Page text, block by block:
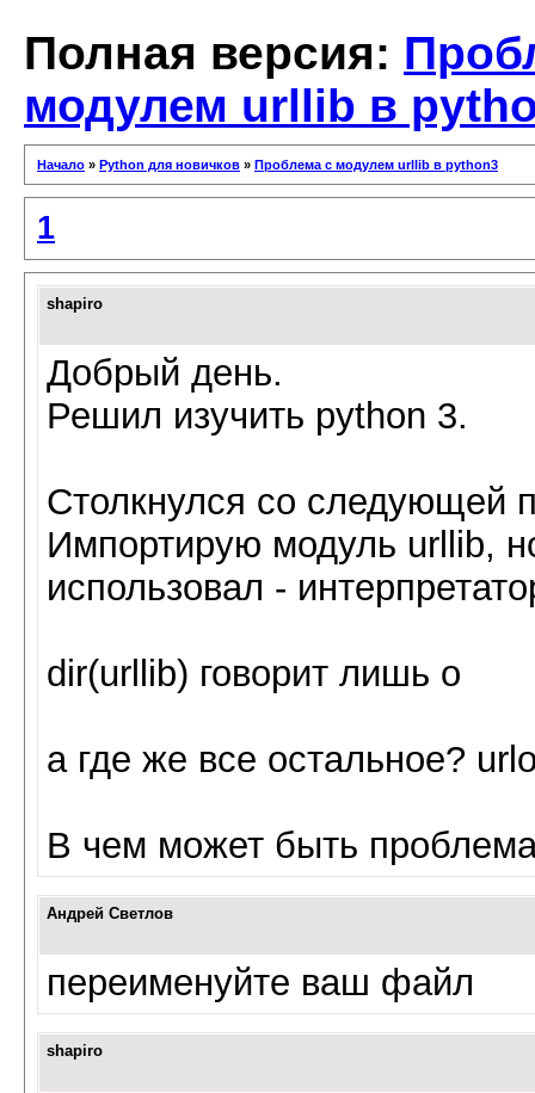
Полная версия:
модулем urllib в
Начало » Python для новичков » Проблема с модулем urllib в python3
1
shapiro
Добрый день.
Решил изучить python 3.
Столкнулся со следующей
Импортирую модуль urllib,
использовал -
dir(urllib) говорит лишь о
а где же все остальное?
В чем может быть
Андрей Светлов
переименуйте ваш файл
shapiro